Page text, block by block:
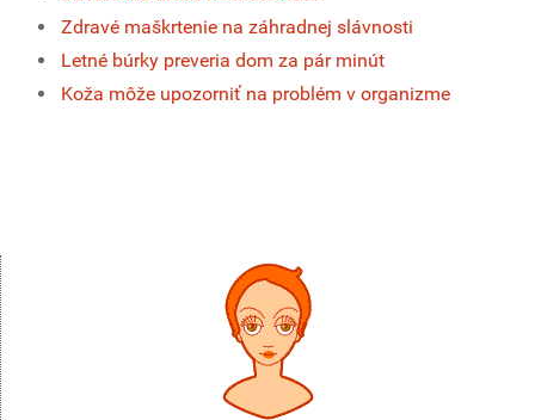
Zdravé maškrtenie na záhradnej slávnosti
Letné búrky preveria dom za pár minút
Koža môže upozorniť na problém v organizme